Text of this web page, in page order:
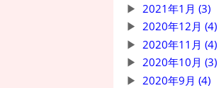
2021年1月 (3)
2020年12月 (4)
2020年11月 (4)
2020年10月 (3)
2020年9月 (4)